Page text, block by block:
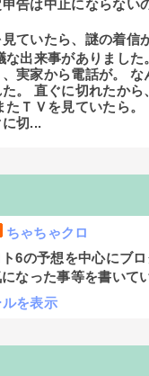
告は中止にならない
見ていたら、謎の着信
な出来事がありました
実家から電話が。 な
。 直ぐに切れたから
たＴＶを見ていたら。
切...
ちゃちゃクロ
ト6の予想を中心にブロ
なった事等を書いて
を表示